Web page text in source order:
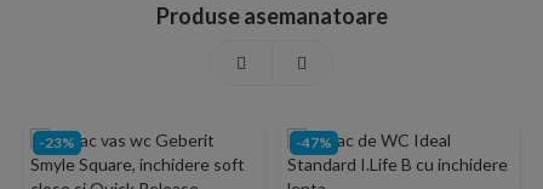
Produse asemanatoare
-23% -47%